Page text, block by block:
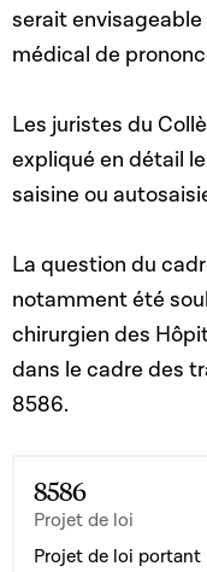
serait
médical de
Les juristes du
expliqué en détail
saisine ou
La question du
notamment été
chirurgien des
dans le cadre des
8586.
8586
Projet de loi
Projet de loi